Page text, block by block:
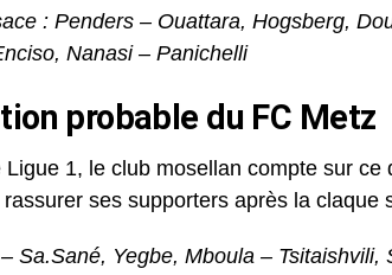
: Penders – Ouattara, Hogsberg,
Nanasi – Panichelli
probable du FC Metz
1, le club mosellan compte sur ce
ses supporters après la claque
Sa.Sané, Yegbe, Mboula – Tsitaishvili,